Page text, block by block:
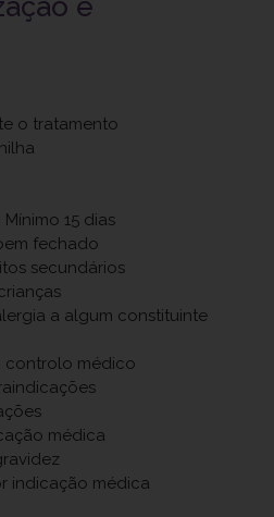
o tratamento
15 dias
fechado
secundários
a algum constituinte
controlo médico
médica
indicação médica